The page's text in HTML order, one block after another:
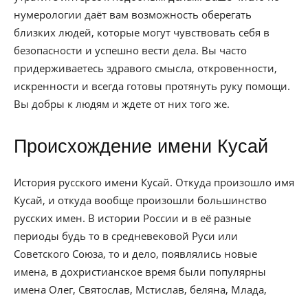
нумерологии даёт вам возможность оберегать
близких людей, которые могут чувствовать себя в
безопасности и успешно вести дела. Вы часто
придерживаетесь здравого смысла, откровенности,
искренности и всегда готовы протянуть руку помощи.
Вы добры к людям и ждете от них того же.
Происхождение имени Кусай
История русского имени Кусай. Откуда произошло имя
Кусай, и откуда вообще произошли большинство
русских имен. В истории России и в её разные
периоды будь то в средневековой Руси или
Советского Союза, то и дело, появлялись новые
имена, в дохристианское время были популярны
имена Олег, Святослав, Мстислав, беляна, Млада,